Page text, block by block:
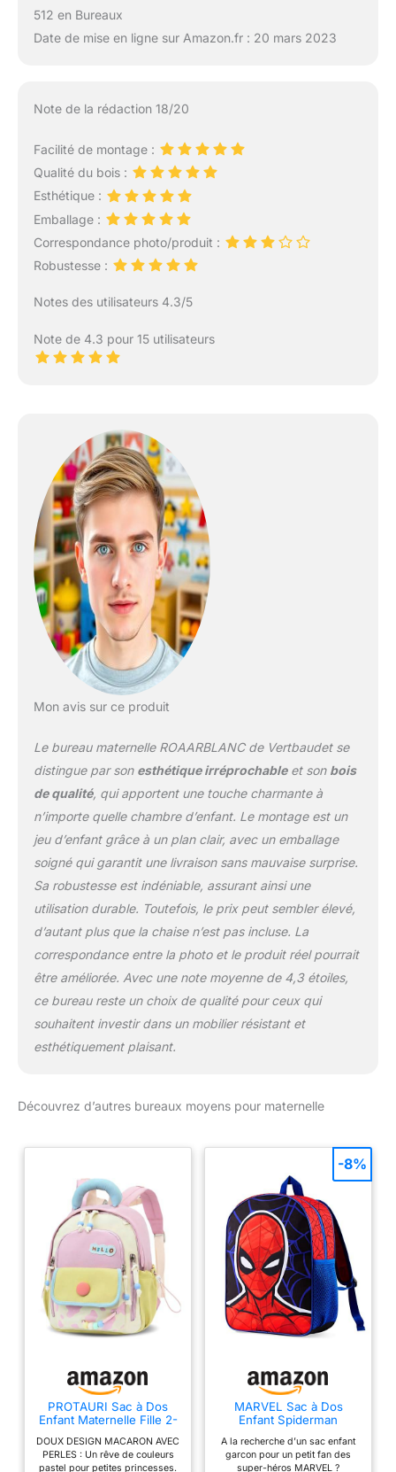
512 en Bureaux
Date de mise en ligne sur Amazon.fr : 20 mars 2023
Note de la rédaction 18/20
Facilité de montage :
Qualité du bois :
Esthétique :
Emballage :
Correspondance photo/produit :
Robustesse :
Notes des utilisateurs 4.3/5
Note de 4.3 pour 15 utilisateurs
Mon avis sur ce produit
Le bureau maternelle ROAARBLANC de Vertbaudet se
distingue par son esthétique irréprochableet son bois
de qualité, qui apportent une touche charmante à
n’importe quelle chambre d’enfant. Le montage est un
jeu d’enfant grâce à un plan clair, avec un emballage
soigné qui garantit une livraison sans mauvaise surprise.
Sa robustesse est indéniable, assurant ainsi une
utilisation durable. Toutefois, le prix peut sembler élevé,
d’autant plus que la chaise n’est pas incluse. La
correspondance entre la photo et le produit réel pourrait
être améliorée. Avec une note moyenne de 4,3 étoiles,
ce bureau reste un choix de qualité pour ceux qui
souhaitent investir dans un mobilier résistant et
esthétiquement plaisant.
Découvrez d’autres bureaux moyens pour maternelle
PROTAURI Sac à Dos
Enfant Maternelle Fille 2-
Dunkelrosa
DOUX DESIGN MACARON AVEC
PERLES : Un rêve de couleurs
pastel pour petites princesses.
MARVEL Sac à Dos
Enfant Spiderman
Enfants Garçons,
Cartable Maternelle
A la recherche d’un sac enfant
garcon pour un petit fan des
super-héros MARVEL ?
-8%